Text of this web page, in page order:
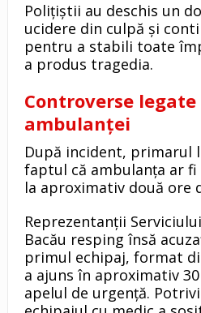
Polițiștii au deschis un
ucidere din culpă și
pentru a stabili toate
a produs tragedia.
Controverse
ambulanței
După incident, primarul
faptul că ambulanța ar
la aproximativ două ore
Reprezentanții
Bacău resping însă
primul echipaj, format
a ajuns în aproximativ
apelul de urgență.